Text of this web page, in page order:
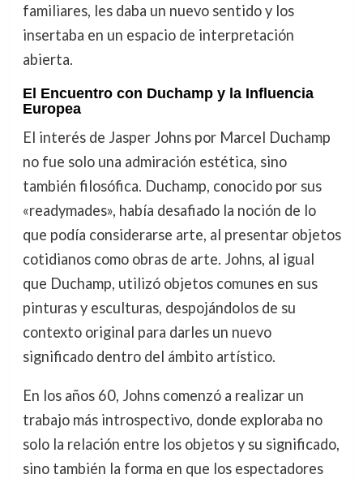
familiares, les daba un nuevo sentido y los
insertaba en un espacio de interpretación
abierta.
El Encuentro con Duchamp y la Influencia
Europea
El interés de Jasper Johns por Marcel Duchamp
no fue solo una admiración estética, sino
también filosófica. Duchamp, conocido por sus
«readymades», había desafiado la noción de lo
que podía considerarse arte, al presentar objetos
cotidianos como obras de arte. Johns, al igual
que Duchamp, utilizó objetos comunes en sus
pinturas y esculturas, despojándolos de su
contexto original para darles un nuevo
significado dentro del ámbito artístico.
En los años 60, Johns comenzó a realizar un
trabajo más introspectivo, donde exploraba no
solo la relación entre los objetos y su significado,
sino también la forma en que los espectadores